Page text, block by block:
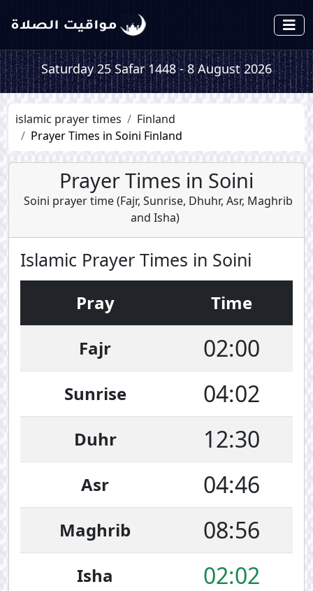
Saturday 25 Safar 1448 - 8 August 2026
islamic prayer times
Finland
Prayer Times in Soini Finland
Prayer Times in Soini
Soini prayer time (Fajr, Sunrise, Dhuhr, Asr, Maghrib
and Isha)
Islamic Prayer Times in Soini
Pray
Time
Fajr
02:00
Sunrise 04:02
Duhr 12:30
Asr 04:46
Maghrib 08:56
Isha 02:02